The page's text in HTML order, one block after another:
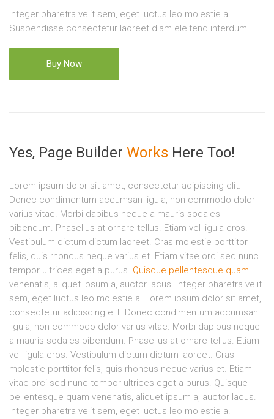
Integer pharetra velit sem, eget luctus leo molestie a.
Suspendisse consectetur laoreet diam eleifend interdum.
Buy Now
Yes, Page Builder Works Here Too!​
Lorem ipsum dolor sit amet, consectetur adipiscing elit.
Donec condimentum accumsan ligula, non commodo dolor
varius vitae. Morbi dapibus neque a mauris sodales
bibendum. Phasellus at ornare tellus. Etiam vel ligula eros.
Vestibulum dictum dictum laoreet. Cras molestie porttitor
felis, quis rhoncus neque varius et. Etiam vitae orci sed nunc
tempor ultrices eget a purus. Quisque pellentesque quam
venenatis, aliquet ipsum a, auctor lacus. Integer pharetra velit
sem, eget luctus leo molestie a. Lorem ipsum dolor sit amet,
consectetur adipiscing elit. Donec condimentum accumsan
ligula, non commodo dolor varius vitae. Morbi dapibus neque
a mauris sodales bibendum. Phasellus at ornare tellus. Etiam
vel ligula eros. Vestibulum dictum dictum laoreet. Cras
molestie porttitor felis, quis rhoncus neque varius et. Etiam
vitae orci sed nunc tempor ultrices eget a purus. Quisque
pellentesque quam venenatis, aliquet ipsum a, auctor lacus.
Integer pharetra velit sem, eget luctus leo molestie a.